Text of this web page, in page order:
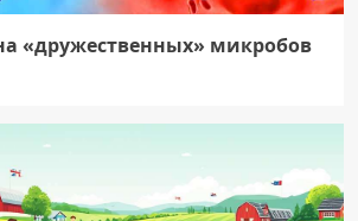
«дружественных» микробов